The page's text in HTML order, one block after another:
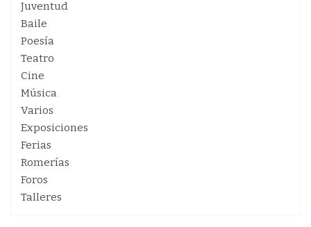
Juventud
Baile
Poesía
Teatro
Cine
Música
Varios
Exposiciones
Ferias
Romerías
Foros
Talleres